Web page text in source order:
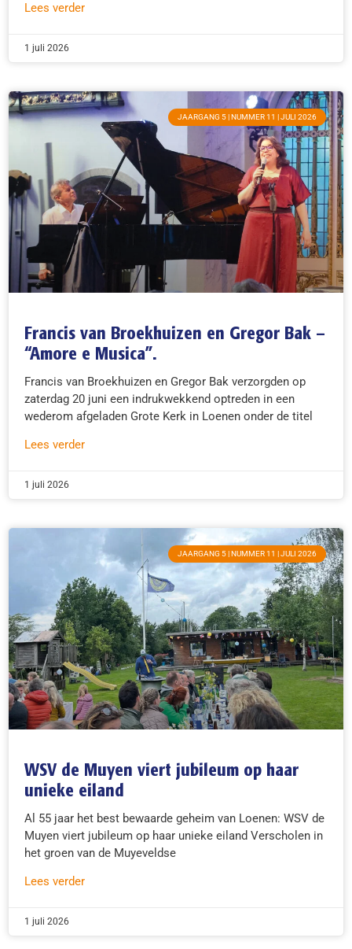
Lees verder
1 juli 2026
JAARGANG 5 | NUMMER 11 | JULI 2026
Francis van Broekhuizen en Gregor Bak –
“Amore e Musica”.
Francis van Broekhuizen en Gregor Bak verzorgden op
zaterdag 20 juni een indrukwekkend optreden in een
wederom afgeladen Grote Kerk in Loenen onder de titel
Lees verder
1 juli 2026
JAARGANG 5 | NUMMER 11 | JULI 2026
WSV de Muyen viert jubileum op haar
unieke eiland
Al 55 jaar het best bewaarde geheim van Loenen: WSV de
Muyen viert jubileum op haar unieke eiland Verscholen in
het groen van de Muyeveldse
Lees verder
1 juli 2026